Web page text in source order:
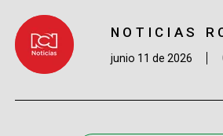
NOTICIAS
junio 11 de 2026